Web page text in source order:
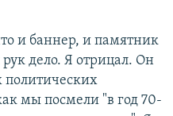
и баннер, и памятник
дело. Я отрицал. Он
политических
мы посмели "в год 70-